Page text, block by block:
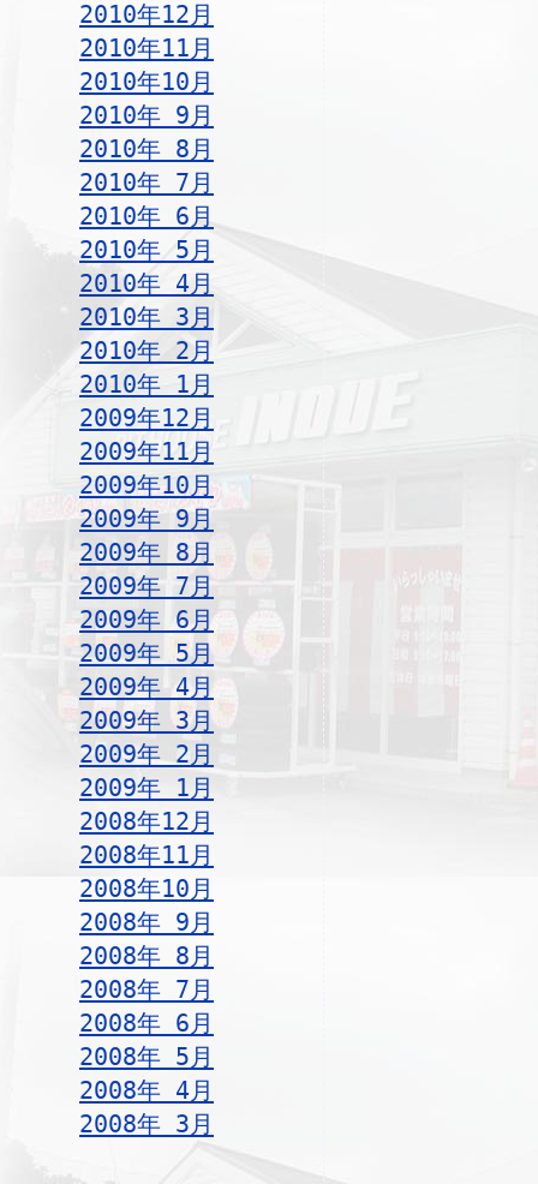
2010年12月
2010年11月
2010年10月
2010年 9月
2010年 8月
2010年 7月
2010年 6月
2010年 5月
2010年 4月
2010年 3月
2010年 2月
2010年 1月
2009年12月
2009年11月
2009年10月
2009年 9月
2009年 8月
2009年 7月
2009年 6月
2009年 5月
2009年 4月
2009年 3月
2009年 2月
2009年 1月
2008年12月
2008年11月
2008年10月
2008年 9月
2008年 8月
2008年 7月
2008年 6月
2008年 5月
2008年 4月
2008年 3月